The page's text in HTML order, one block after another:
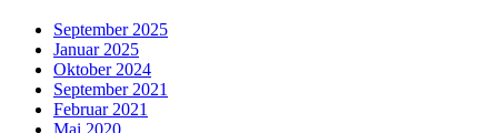
September 2025
Januar 2025
Oktober 2024
September 2021
Februar 2021
Mai 2020